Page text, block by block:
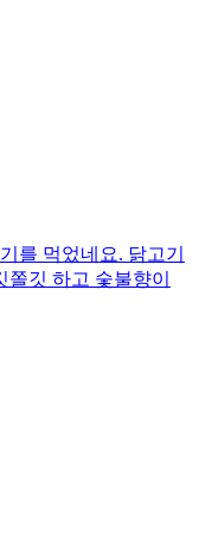
를 먹었네요. 닭고기
깃 하고 숯불향이